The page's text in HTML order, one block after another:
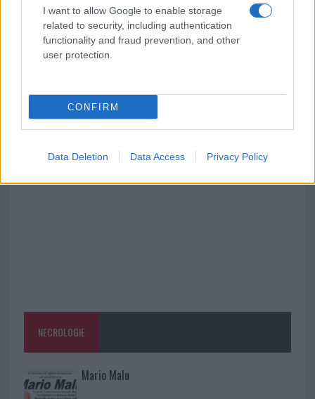
I want to allow Google to enable storage
related to security, including authentication
functionality and fraud prevention, and other
user protection.
CONFIRM
Data Deletion Data Access Privacy Policy
Michelle Hunziker in Gallura, bella anche dal
vivo: un amico vip svela come fa
accoglienza minori chiude
Olbia, divieto di sosta contro spaccio e degrado:
esplode la protesta
NECROLOGIE
Mario Malu